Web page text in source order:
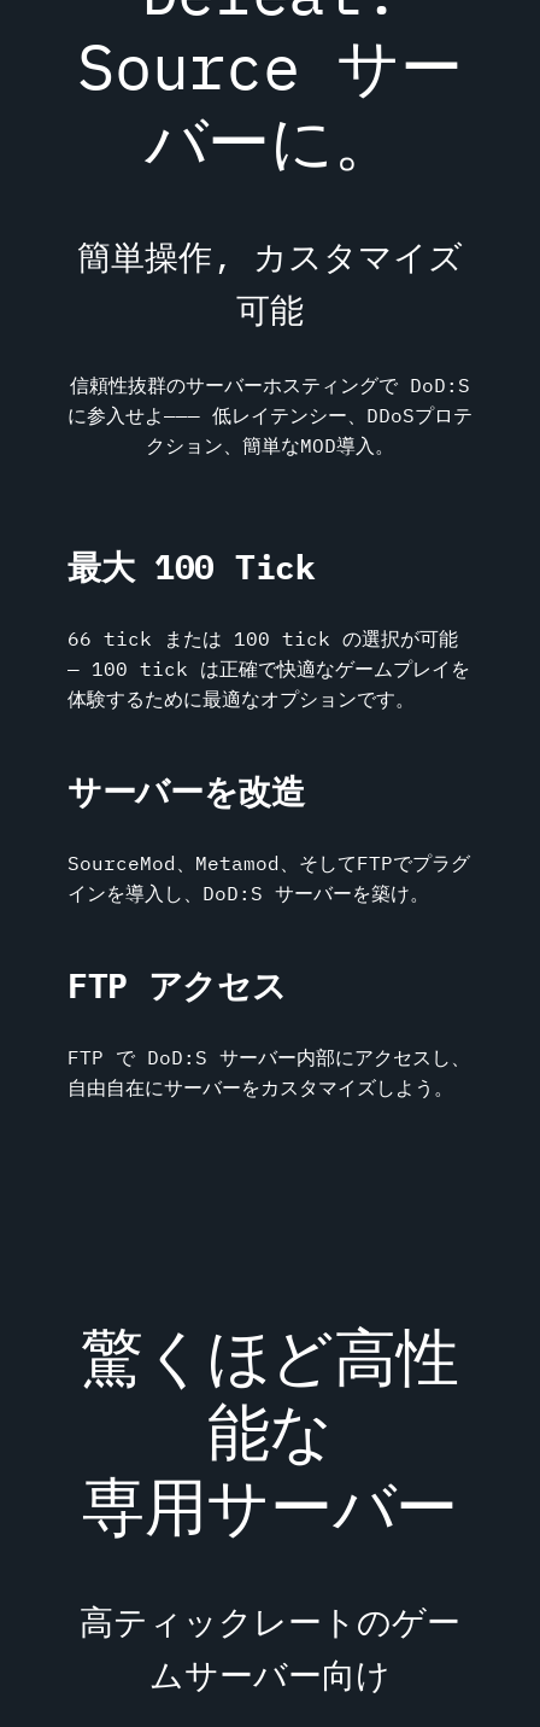
Source サー
バーに。
簡単操作, カスタマイズ
可能
信頼性抜群のサーバーホスティングで DoD:S
に参入せよ――― 低レイテンシー、DDoSプロテ
クション、簡単なMOD導入。
最大 100 Tick
66 tick または 100 tick の選択が可能
― 100 tick は正確で快適なゲームプレイを
体験するために最適なオプションです。
サーバーを改造
SourceMod、Metamod、そしてFTPでプラグ
インを導入し、DoD:S サーバーを築け。
FTP アクセス
FTP で DoD:S サーバー内部にアクセスし、
自由自在にサーバーをカスタマイズしよう。
驚くほど高性
能な
専用サーバー
高ティックレートのゲー
ムサーバー向け